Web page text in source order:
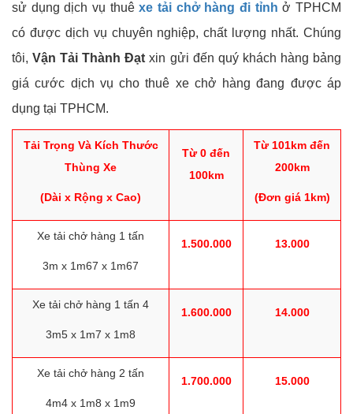
sử dụng dịch vụ thuêxe tải chở hàng đi tỉnh ở TPHCM
có được dịch vụ chuyên nghiệp, chất lượng nhất. Chúng
tôi,Vận Tải Thành Đạt xin gửi đến quý khách hàng bảng
giá cước dịch vụ cho thuê xe chở hàng đang được áp
dụng tại TPHCM.
Tải Trọng Và Kích Thước
Thùng Xe
(Dài x Rộng x Cao)
Từ 0 đến
100km
Từ 101km đến
200km
(Đơn giá 1km)
Xe tải chở hàng 1 tấn
3m x 1m67 x 1m67
1.500.000 13.000
Xe tải chở hàng 1 tấn 4
3m5 x 1m7 x 1m8
1.600.000 14.000
Xe tải chở hàng 2 tấn
4m4 x 1m8 x 1m9
1.700.000 15.000